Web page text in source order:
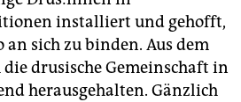
installiert und gehofft,
an sich zu binden. Aus dem
drusische Gemeinschaft in
herausgehalten. Gänzlich